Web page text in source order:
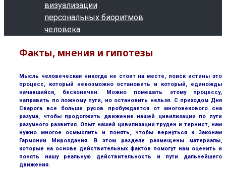
визуализации
персональных биоритмов
человека
Факты, мнения и гипотезы
Мысль человеческая никогда не стоит на месте, поиск истины это
процесс, который невозможно остановить и который, единожды
начавшийся, бесконечен. Можно помешать этому процессу,
направить по ложному пути, но остановить нельзя. С приходом Дня
Сварога все больше русов пробуждается от многовекового сна
разума, чтобы продолжить движение нашей цивилизации по пути
разумного развития. Опыт нашей цивилизации труден и тернист, нам
нужно многое осмыслить и понять, чтобы вернуться к Законам
Гармонии Мироздания. В этом разделе размещены материалы,
которые на основе действительных фактов помогут нам оценить и
понять нашу реальную действительность и пути дальнейшего
движения.